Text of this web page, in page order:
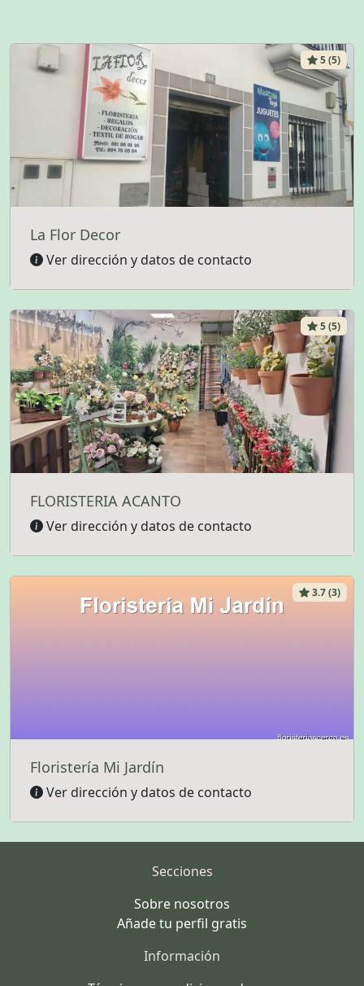
5 (5)
La Flor Decor
Ver dirección y datos de contacto
5 (5)
FLORISTERIA ACANTO
Ver dirección y datos de contacto
3.7 (3)
Floristería Mi Jardín
Ver dirección y datos de contacto
Secciones
Sobre nosotros
Añade tu perfil gratis
Información